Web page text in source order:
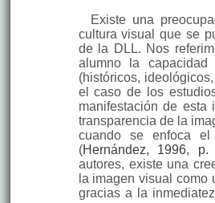
Existe una
cultura visual que se
de la DLL. Nos
alumno la capacidad
(históricos,
el caso de los
manifestación de
transparencia de la
cuando se enfoca
(Hernández, 1996, p.
autores, existe una
la imagen visual
gracias a la